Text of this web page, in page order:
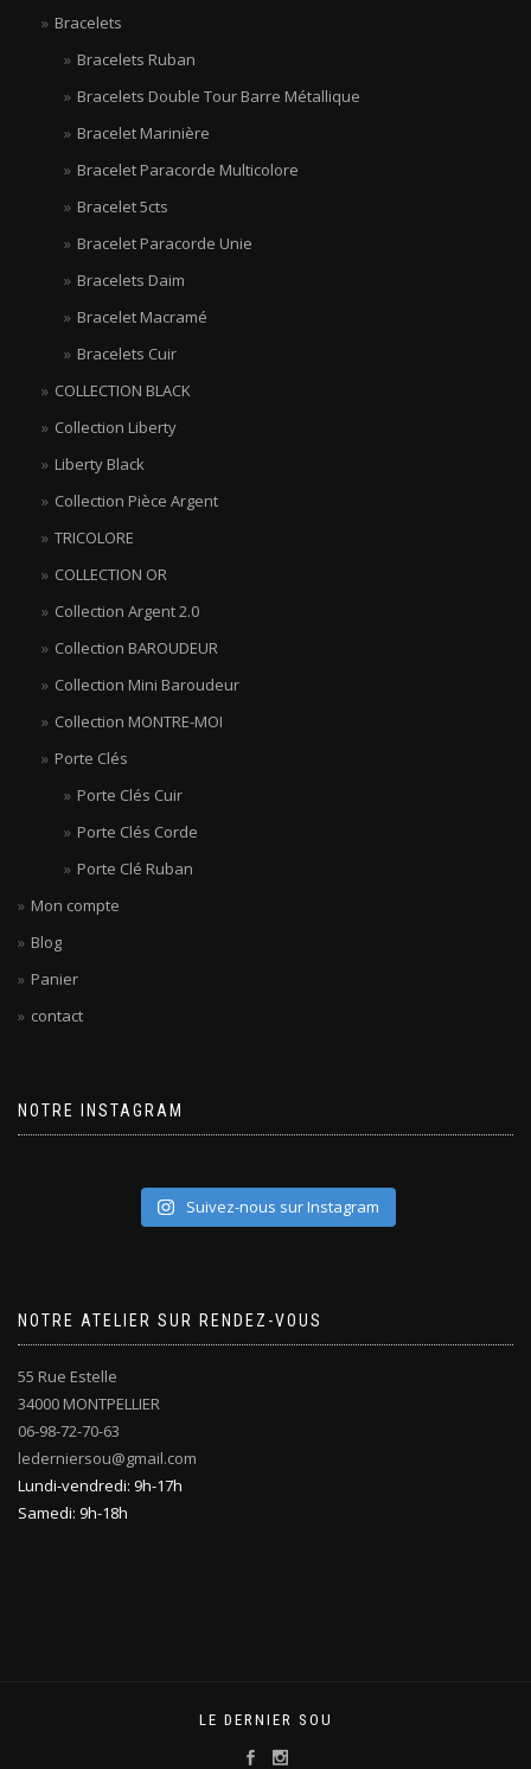
Bracelets
Bracelets Ruban
Bracelets Double Tour Barre Métallique
Bracelet Marinière
Bracelet Paracorde Multicolore
Bracelet 5cts
Bracelet Paracorde Unie
Bracelets Daim
Bracelet Macramé
Bracelets Cuir
COLLECTION BLACK
Collection Liberty
Liberty Black
Collection Pièce Argent
TRICOLORE
COLLECTION OR
Collection Argent 2.0
Collection BAROUDEUR
Collection Mini Baroudeur
Collection MONTRE-MOI
Porte Clés
Porte Clés Cuir
Porte Clés Corde
Porte Clé Ruban
Mon compte
Blog
Panier
contact
NOTRE INSTAGRAM
Suivez-nous sur Instagram
NOTRE ATELIER SUR RENDEZ-VOUS
55 Rue Estelle
34000 MONTPELLIER
06-98-72-70-63
lederniersou@gmail.com
Lundi-vendredi: 9h-17h
Samedi: 9h-18h
LE DERNIER SOU